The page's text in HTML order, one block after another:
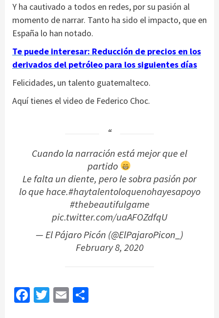
Y ha cautivado a todos en redes, por su pasión al
momento de narrar. Tanto ha sido el impacto, que en
España lo han notado.
Te puede interesar: Reducción de precios en los
derivados del petróleo para los siguientes días
Felicidades, un talento guatemalteco.
Aquí tienes el video de Federico Choc.
Cuando la narración está mejor que el
partido
Le falta un diente, pero le sobra pasión por
lo que hace.#haytalentoloquenohayesapoyo
#thebeautifulgame
pic.twitter.com/uaAFOZdfqU
— El Pájaro Picón (@ElPajaroPicon_)
February 8, 2020
Facebook
Twitter
Email